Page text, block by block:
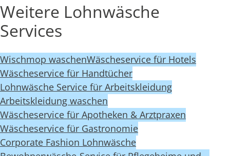
Weitere Lohnwäsche
Services
Wischmop waschenWäscheservice für Hotels
Wäscheservice für Handtücher
Lohnwäsche Service für Arbeitskleidung
Arbeitskleidung waschen
Wäscheservice für Apotheken & Arztpraxen
Wäscheservice für Gastronomie
Corporate Fashion Lohnwäsche